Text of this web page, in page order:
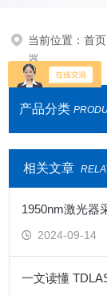
当前位置：首页
器
产品分类
相关文章
1950nm激光器
2024-09-14
一文读懂